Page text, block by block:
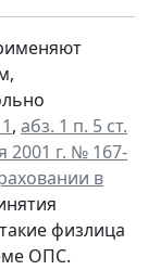
, абз. 1 п. 5 ст.
2001 г. № 167-
в
физлица
ОПС.